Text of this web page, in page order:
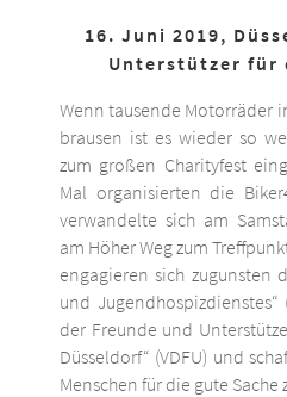
16. Juni 2019,
Unterstützer für
Wenn tausende Motorräder
brausen ist es wieder so
zum großen Charityfest
Mal organisierten die
verwandelte sich am
am Höher Weg zum
engagieren sich zugunsten
und Jugendhospizdienstes“
der Freunde und
Düsseldorf“ (VDFU) und
Menschen für die gute Sache